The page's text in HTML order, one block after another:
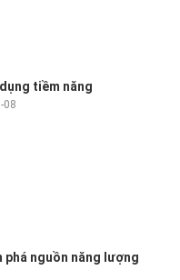
tiềm năng
08
phá nguồn năng lượng